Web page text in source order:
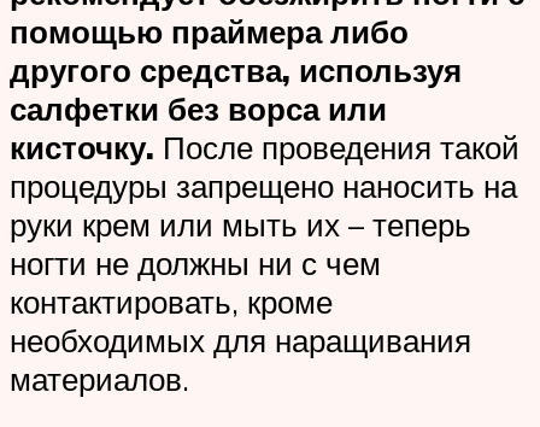
помощью праймера либо
другого средства, используя
салфетки без ворса или
кисточку. После проведения такой
процедуры запрещено наносить на
руки крем или мыть их – теперь
ногти не должны ни с чем
контактировать, кроме
необходимых для наращивания
материалов.